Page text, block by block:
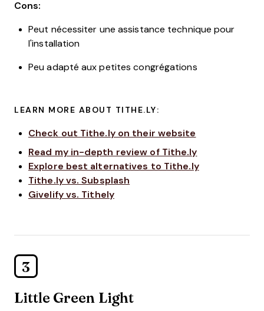
Cons:
Peut nécessiter une assistance technique pour
l'installation
Peu adapté aux petites congrégations
LEARN MORE ABOUT TITHE.LY:
Check out Tithe.ly on their website
Read my in-depth review of Tithe.ly
Explore best alternatives to Tithe.ly
Tithe.ly vs. Subsplash
Givelify vs. Tithely
3
Little Green Light